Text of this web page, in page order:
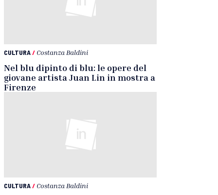
CULTURA/ Costanza Baldini
Nel blu dipinto di blu: le opere del
giovane artista Juan Lin in mostra a
Firenze
CULTURA/ Costanza Baldini